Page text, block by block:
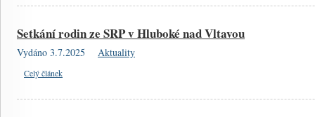
Setkání rodin ze SRP v Hluboké nad Vltavou
Vydáno 3.7.2025 Aktuality
Celý článek